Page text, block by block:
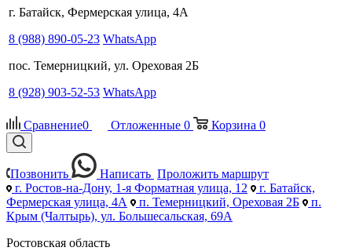
г. Батайск, Фермерская улица, 4А
8 (988) 890-05-23 WhatsApp
пос. Темерницкий, ул. Ореховая 2Б
8 (928) 903-52-53 WhatsApp
Сравнение0 Отложенные 0 Корзина 0
Позвонить Написать Проложить маршрут
г. Ростов-на-Дону, 1-я Форматная улица, 12
г. Батайск,
Фермерская улица, 4А
п. Темерницкий, Ореховая 2Б
п.
Крым (Чалтырь), ул. Большесальская, 69А
Ростовская область